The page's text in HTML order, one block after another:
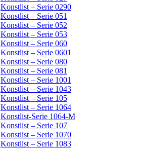
Konstlist – Serie 0290
Konstlist – Serie 051
Konstlist – Serie 052
Konstlist – Serie 053
Konstlist – Serie 060
Konstlist – Serie 0601
Konstlist – Serie 080
Konstlist – Serie 081
Konstlist – Serie 1001
Konstlist – Serie 1043
Konstlist – Serie 105
Konstlist – Serie 1064
Konstlist-Serie 1064-M
Konstlist – Serie 107
Konstlist – Serie 1070
Konstlist – Serie 1083